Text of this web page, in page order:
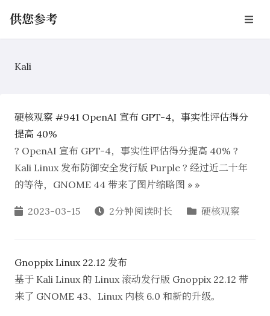
供您参考
Kali
硬核观察 #941 OpenAI 宣布 GPT-4，事实性评估得分
提高 40%
? OpenAI 宣布 GPT-4，事实性评估得分提高 40% ?
Kali Linux 发布防御安全发行版 Purple ? 经过近二十年
的等待，GNOME 44 带来了图片缩略图 » »
2023-03-15 2分钟阅读时长 硬核观察
Gnoppix Linux 22.12 发布
基于 Kali Linux 的 Linux 滚动发行版 Gnoppix 22.12 带
来了 GNOME 43、Linux 内核 6.0 和新的升级。